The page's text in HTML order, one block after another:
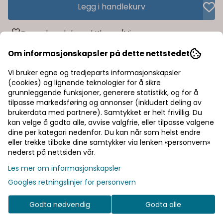
Legg i handlekurv
Trygg handel med Klarna/Vipps
Rask levering av lagervarer
Halv pris på frakt
Informasjon
Produsent
Dokumenter
Vår visjon er å gi våre kunder en unik opplevelse og
Om informasjonskapsler på dette nettstedet
Vi bruker egne og tredjeparts informasjonskapsler
(cookies) og lignende teknologier for å sikre
grunnleggende funksjoner, generere statistikk, og for å
tilpasse markedsføring og annonser (inkludert deling av
brukerdata med partnere). Samtykket er helt frivillig. Du
kan velge å godta alle, avvise valgfrie, eller tilpasse valgene
dine per kategori nedenfor. Du kan når som helst endre
eller trekke tilbake dine samtykker via lenken «personvern»
nederst på nettsiden vår.
Les mer om informasjonskapsler
Googles retningslinjer for personvern
Godta nødvendig Godta alle